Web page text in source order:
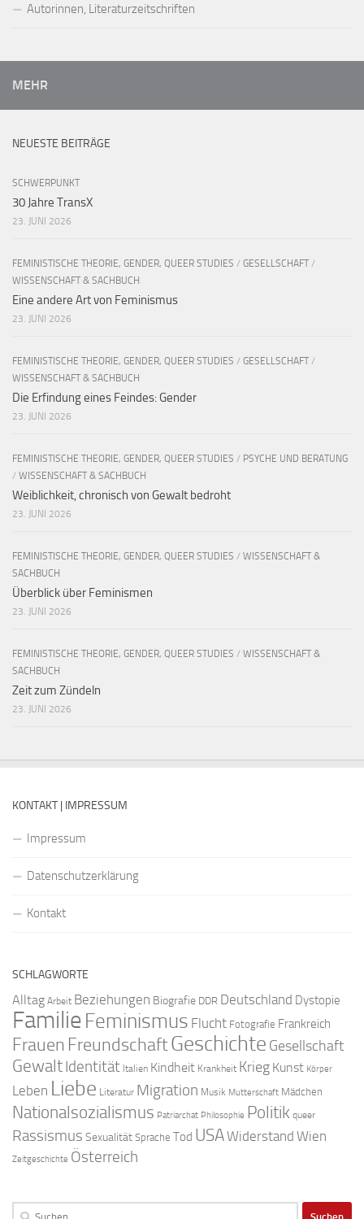
Autorinnen, Literaturzeitschriften
MEHR
NEUESTE BEITRÄGE
SCHWERPUNKT
30 Jahre TransX
23. JUNI 2026
FEMINISTISCHE THEORIE, GENDER, QUEER STUDIES / GESELLSCHAFT /
WISSENSCHAFT & SACHBUCH
Eine andere Art von Feminismus
23. JUNI 2026
FEMINISTISCHE THEORIE, GENDER, QUEER STUDIES / GESELLSCHAFT /
WISSENSCHAFT & SACHBUCH
Die Erfindung eines Feindes: Gender
23. JUNI 2026
FEMINISTISCHE THEORIE, GENDER, QUEER STUDIES / PSYCHE UND BERATUNG
/ WISSENSCHAFT & SACHBUCH
Weiblichkeit, chronisch von Gewalt bedroht
23. JUNI 2026
FEMINISTISCHE THEORIE, GENDER, QUEER STUDIES / WISSENSCHAFT &
SACHBUCH
Überblick über Feminismen
23. JUNI 2026
FEMINISTISCHE THEORIE, GENDER, QUEER STUDIES / WISSENSCHAFT &
SACHBUCH
Zeit zum Zündeln
23. JUNI 2026
KONTAKT | IMPRESSUM
Impressum
Datenschutzerklärung
Kontakt
SCHLAGWORTE
Alltag Arbeit Beziehungen Biografie DDR Deutschland Dystopie
FamilieFeminismus Flucht Fotografie Frankreich
Frauen FreundschaftGeschichte Gesellschaft
GewaltIdentität Italien Kindheit Krankheit Krieg Kunst Körper
Leben Liebe Literatur Migration Musik Mutterschaft Mädchen
Nationalsozialismus Patriarchat Philosophie Politik queer
Rassismus SexualitätSprache Tod USAWiderstand Wien
Zeitgeschichte Österreich
Suchen